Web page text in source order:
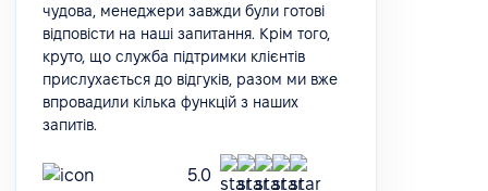
чудова, менеджери завжди були готові
відповісти на наші запитання. Крім того,
круто, що служба підтримки клієнтів
прислухається до відгуків, разом ми вже
впровадили кілька функцій з наших
запитів.
5.0